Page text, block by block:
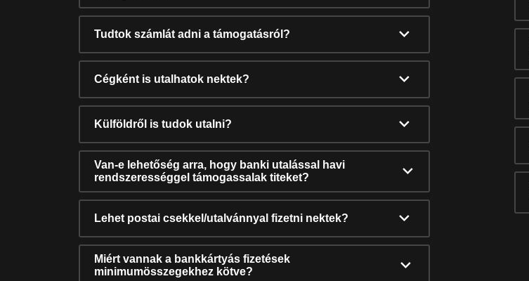
Tudtok számlát adni a támogatásról?
Cégként is utalhatok nektek?
Külföldről is tudok utalni?
Van-e lehetőség arra, hogy banki utalással havi
rendszerességgel támogassalak titeket?
Lehet postai csekkel/utalvánnyal fizetni nektek?
Miért vannak a bankkártyás fizetések
minimumösszegekhez kötve?